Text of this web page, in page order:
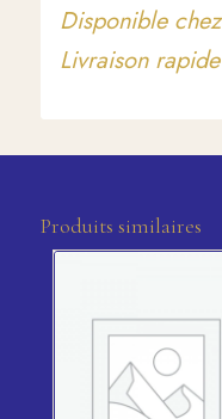
Disponible
Livraison
Produits similaires